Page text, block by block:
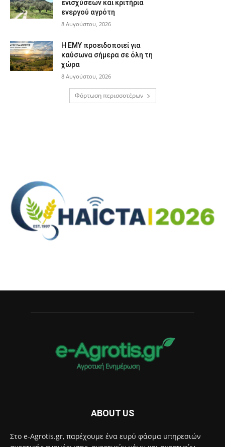
ενισχύσεων και κριτήρια
ενεργού αγρότη
8 Αυγούστου, 2026
Η ΕΜΥ προειδοποιεί για
καύσωνα σήμερα σε όλη τη
χώρα
8 Αυγούστου, 2026
Φόρτωση περισσοτέρων
ABOUT US
Στο e-Agrotis.gr, παρέχουμε ένα ευρύ φάσμα υπηρεσιών